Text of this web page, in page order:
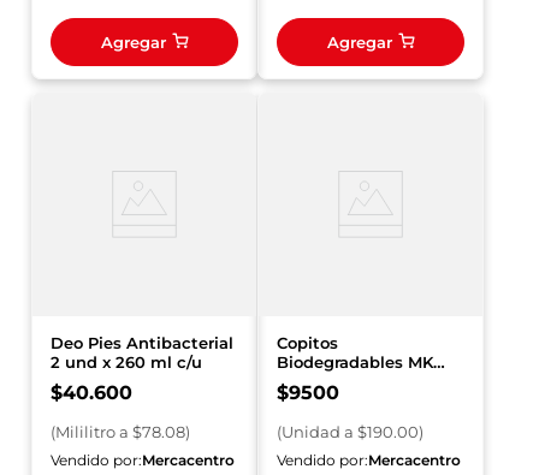
Agregar Agregar
Deo Pies Antibacterial
2 und x 260 ml c/u
$40.600
(Mililitroa $78.08)
Vendido por:Mercacentro
Copitos
Biodegradables MK
Pague 50 Lleve 80
und
$9500
(Unidad a $190.00)
Vendido por:Mercacentro